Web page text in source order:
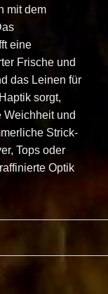
mit dem
eine
Frische und
das Leinen für
sorgt,
Weichheit und
Strick-
Tops oder
Optik